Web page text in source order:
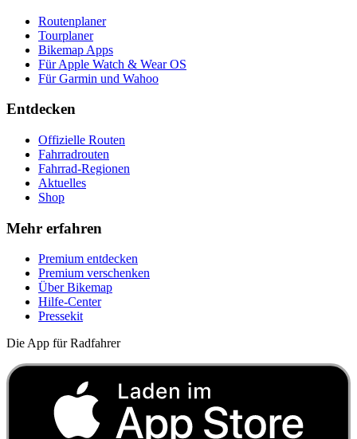
Routenplaner
Tourplaner
Bikemap Apps
Für Apple Watch & Wear OS
Für Garmin und Wahoo
Entdecken
Offizielle Routen
Fahrradrouten
Fahrrad-Regionen
Aktuelles
Shop
Mehr erfahren
Premium entdecken
Premium verschenken
Über Bikemap
Hilfe-Center
Pressekit
Die App für Radfahrer